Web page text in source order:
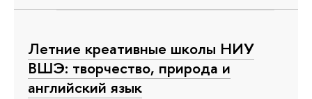
Летние креативные школы НИУ
ВШЭ: творчество, природа и
английский язык